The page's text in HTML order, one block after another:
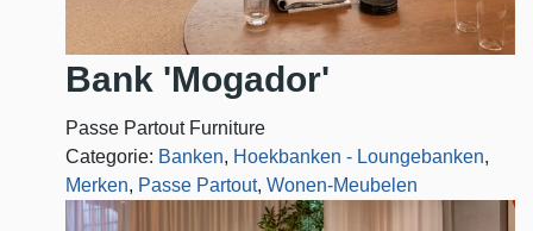
Bank 'Mogador'
Passe Partout Furniture
Categorie: Banken, Hoekbanken - Loungebanken,
Merken, Passe Partout, Wonen-Meubelen